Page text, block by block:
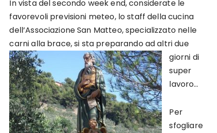
In vista del secondo week end, considerate le
favorevoli previsioni meteo, lo staff della cucina
dell’Associazione San Matteo, specializzato nelle
carni alla brace, si sta preparando ad altri due
giorni di
super
lavoro…
Per
sfogliare